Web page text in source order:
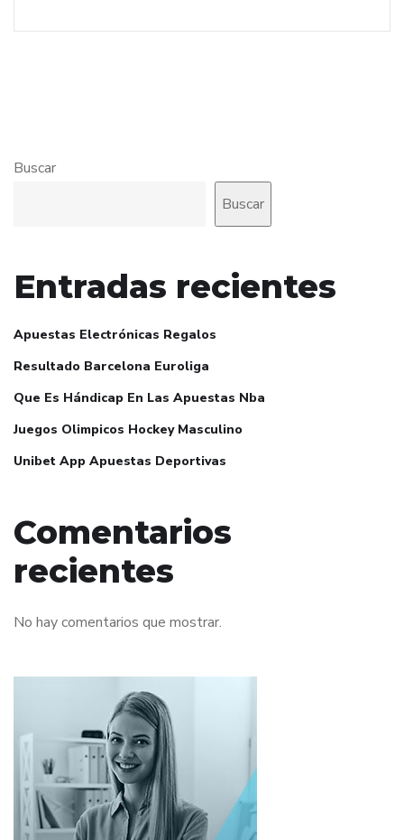
Buscar
Buscar
Entradas recientes
Apuestas Electrónicas Regalos
Resultado Barcelona Euroliga
Que Es Hándicap En Las Apuestas Nba
Juegos Olimpicos Hockey Masculino
Unibet App Apuestas Deportivas
Comentarios
recientes
No hay comentarios que mostrar.